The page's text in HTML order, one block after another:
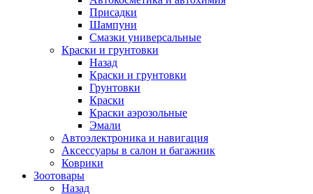
Присадки
Шампуни
Смазки универсальные
Краски и грунтовки
Назад
Краски и грунтовки
Грунтовки
Краски
Краски аэрозольные
Эмали
Автоэлектроника и навигация
Аксессуары в салон и багажник
Коврики
Зоотовары
Назад